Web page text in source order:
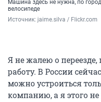
Машина здесь не нужна, по
велосипеде
Источник: jaime.silva / Flickr.com
Я не жалею о
работу. В России
можно устроиться
компанию, а я этого